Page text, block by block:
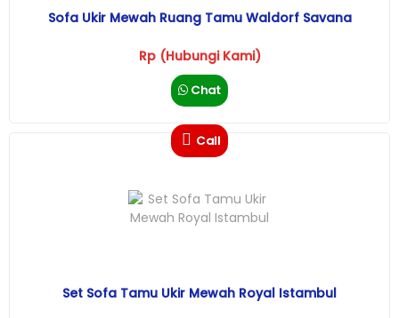
Sofa Ukir Mewah Ruang Tamu Waldorf Savana
Rp (Hubungi Kami)
Chat
Call
Set Sofa Tamu Ukir Mewah Royal Istambul